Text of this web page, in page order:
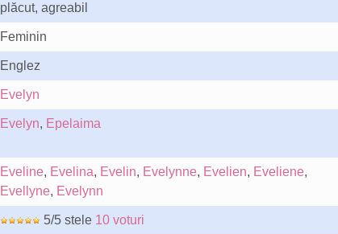
plăcut, agreabil
Feminin
Englez
Evelyn
Evelyn, Epelaima
Eveline, Evelina, Evelin, Evelynne, Evelien, Eveliene,
Evellyne, Evelynn
5/5 stele 10 voturi